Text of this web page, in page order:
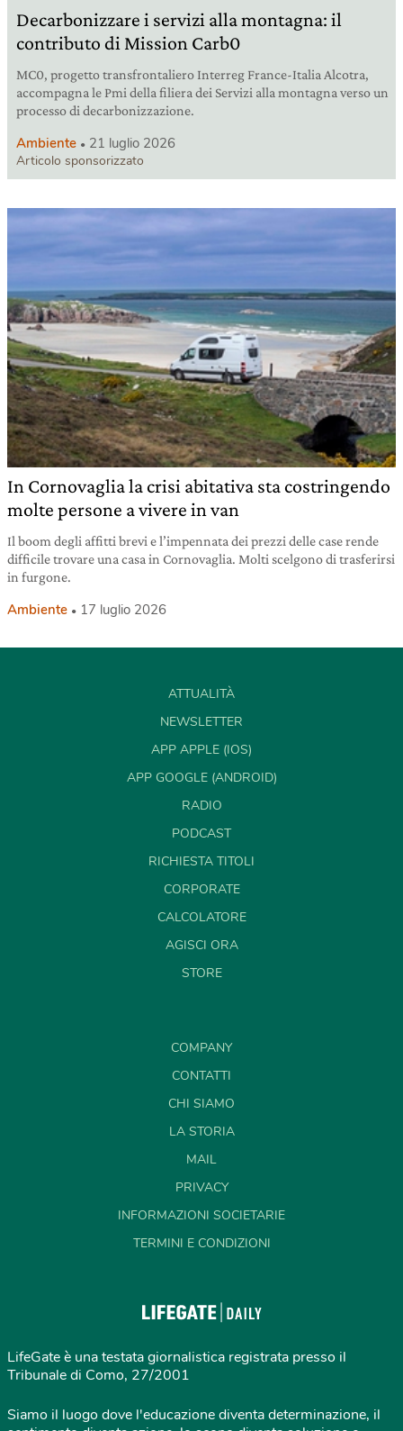
Decarbonizzare i servizi alla montagna: il
contributo di Mission Carb0
MC0, progetto transfrontaliero Interreg France-Italia Alcotra,
accompagna le Pmi della filiera dei Servizi alla montagna verso un
processo di decarbonizzazione.
Ambiente 21 luglio 2026
Articolo sponsorizzato
In Cornovaglia la crisi abitativa sta costringendo
molte persone a vivere in van
Il boom degli affitti brevi e l’impennata dei prezzi delle case rende
difficile trovare una casa in Cornovaglia. Molti scelgono di trasferirsi
in furgone.
Ambiente 17 luglio 2026
ATTUALITÀ
NEWSLETTER
APP APPLE (IOS)
APP GOOGLE (ANDROID)
RADIO
PODCAST
RICHIESTA TITOLI
CORPORATE
CALCOLATORE
AGISCI ORA
STORE
COMPANY
CONTATTI
CHI SIAMO
LA STORIA
MAIL
PRIVACY
INFORMAZIONI SOCIETARIE
TERMINI E CONDIZIONI
LifeGate è una testata giornalistica registrata presso il
Tribunale di Como, 27/2001
Siamo il luogo dove l'educazione diventa determinazione, il